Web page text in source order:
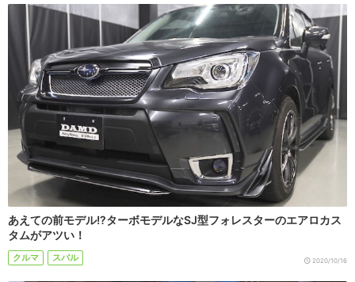
あえての前モデル!?ターボモデルなSJ型フォレスターのエアロカス
タムがアツい！
クルマ スバル 2020/10/16